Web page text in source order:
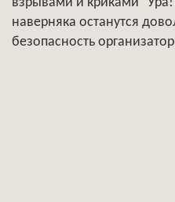
наверняка останутся
безопасность